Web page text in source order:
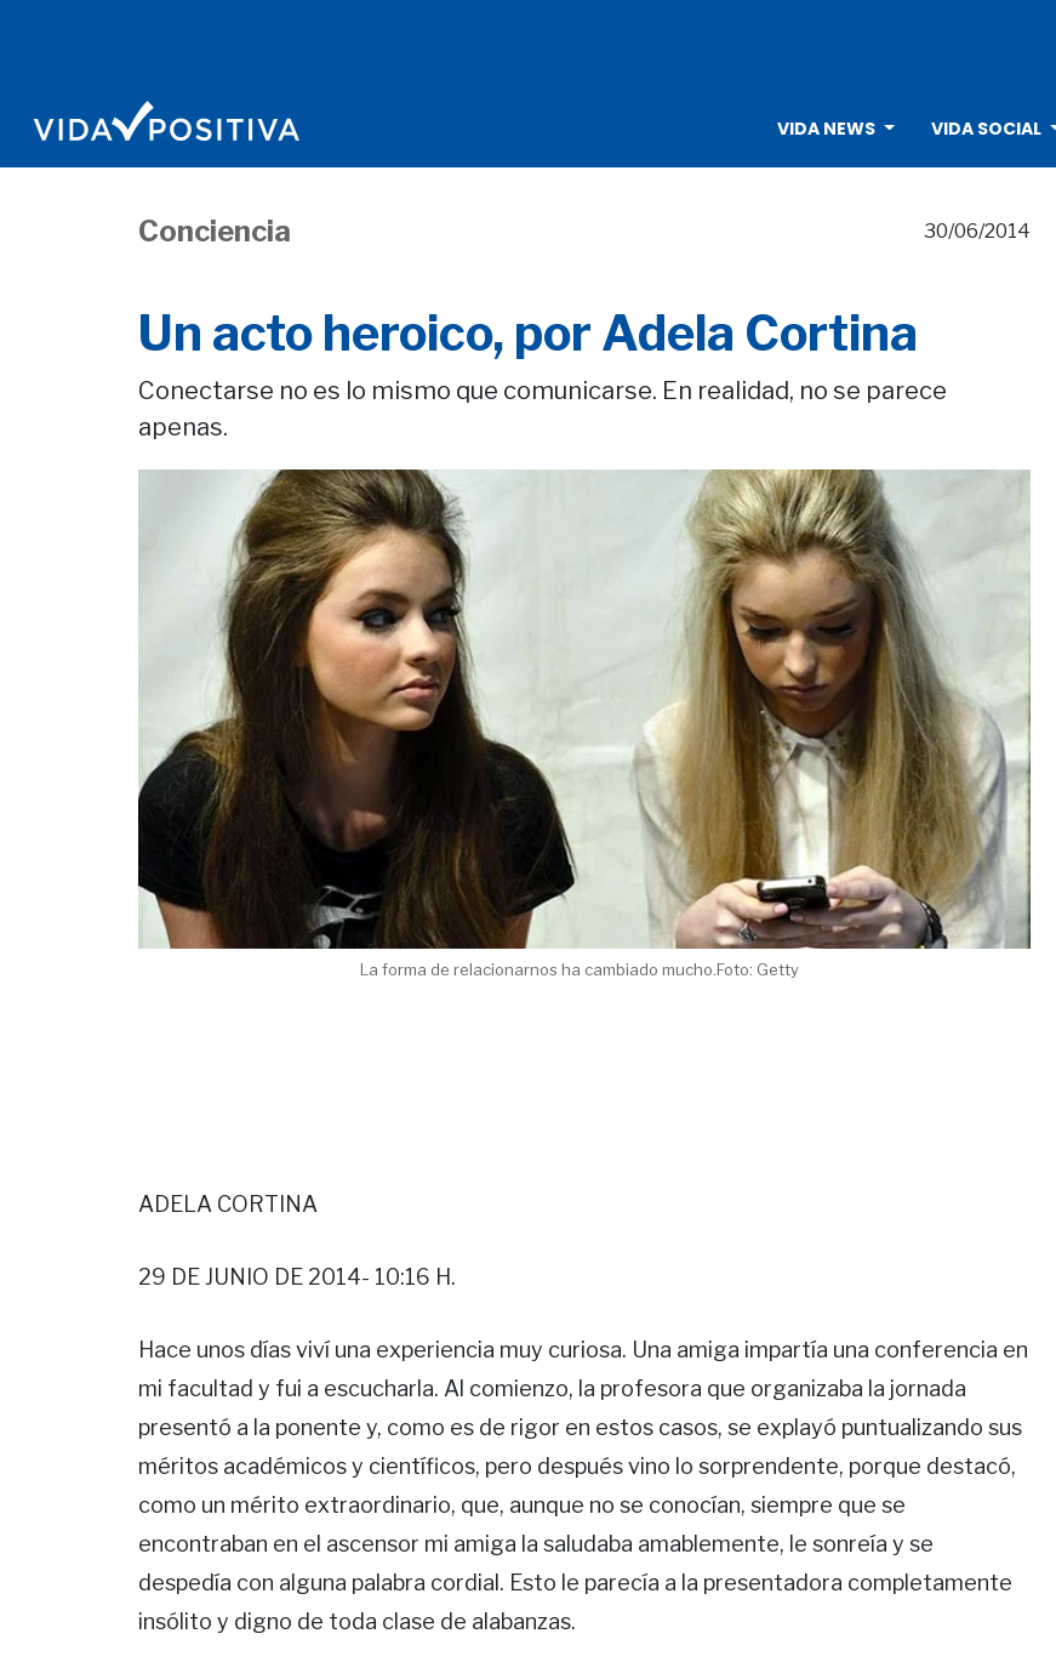
VIDA NEWS VIDA SOCIAL
Conciencia 30/06/2014
Un acto heroico, por Adela Cortina
Conectarse no es lo mismo que comunicarse. En realidad, no se parece
apenas.
La forma de relacionarnos ha cambiado mucho.Foto: Getty
ADELA CORTINA
29 DE JUNIO DE 2014- 10:16 H.
Hace unos días viví una experiencia muy curiosa. Una amiga impartía una conferencia en
mi facultad y fui a escucharla. Al comienzo, la profesora que organizaba la jornada
presentó a la ponente y, como es de rigor en estos casos, se explayó puntualizando sus
méritos académicos y científicos, pero después vino lo sorprendente, porque destacó,
como un mérito extraordinario, que, aunque no se conocían, siempre que se
encontraban en el ascensor mi amiga la saludaba amablemente, le sonreía y se
despedía con alguna palabra cordial. Esto le parecía a la presentadora completamente
insólito y digno de toda clase de alabanzas.